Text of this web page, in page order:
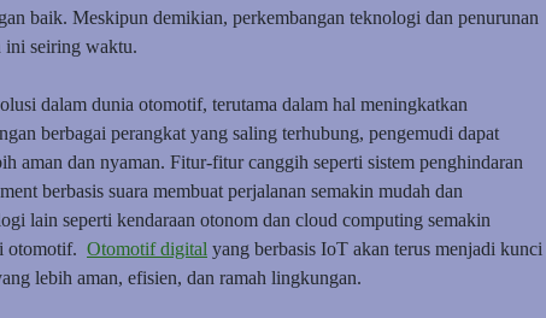
baik. Meskipun demikian, perkembangan teknologi dan penurunan
ini seiring waktu.
dalam dunia otomotif, terutama dalam hal meningkatkan
berbagai perangkat yang saling terhubung, pengemudi dapat
aman dan nyaman. Fitur-fitur canggih seperti sistem penghindaran
berbasis suara membuat perjalanan semakin mudah dan
lain seperti kendaraan otonom dan cloud computing semakin
otomotif. Otomotif digital yang berbasis IoT akan terus menjadi kunci
lebih aman, efisien, dan ramah lingkungan.